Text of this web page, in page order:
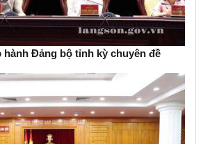
hành Đảng bộ tỉnh kỳ chuyên đề